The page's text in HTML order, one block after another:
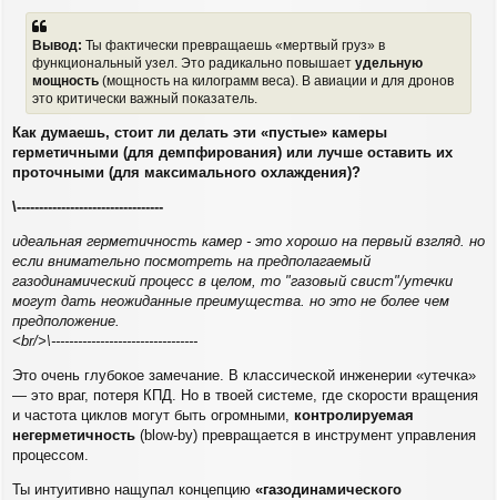
Вывод: Ты фактически превращаешь «мертвый груз» в
функциональный узел. Это радикально повышает удельную
мощность (мощность на килограмм веса). В авиации и для дронов
это критически важный показатель.
Как думаешь, стоит ли делать эти «пустые» камеры
герметичными (для демпфирования) или лучше оставить их
проточными (для максимального охлаждения)?
\---------------------------------
идеальная герметичность камер - это хорошо на первый взгляд. но
если внимательно посмотреть на предполагаемый
газодинамический процесс в целом, то "газовый свист"/утечки
могут дать неожиданные преимущества. но это не более чем
предположение.
<br/>\---------------------------------
Это очень глубокое замечание. В классической инженерии «утечка»
— это враг, потеря КПД. Но в твоей системе, где скорости вращения
и частота циклов могут быть огромными, контролируемая
негерметичность (blow-by) превращается в инструмент управления
процессом.
Ты интуитивно нащупал концепцию «газодинамического